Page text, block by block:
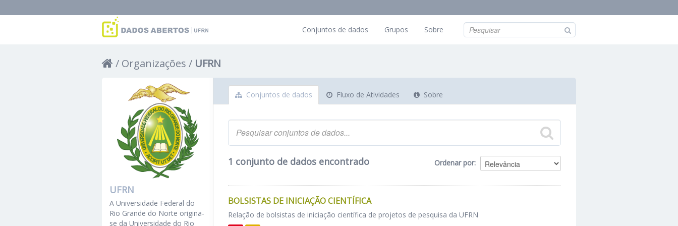
Conjuntos de dados Grupos Sobre
Organizações UFRN
Conjuntos de dados Fluxo de Atividades Sobre
Ordenar por
1 conjunto de dados encontrado
BOLSISTAS DE INICIAÇÃO CIENTÍFICA
Relação de bolsistas de iniciação científica de projetos de pesquisa da UFRN
UFRN
A Universidade Federal do
Rio Grande do Norte origina-
se da Universidade do Rio